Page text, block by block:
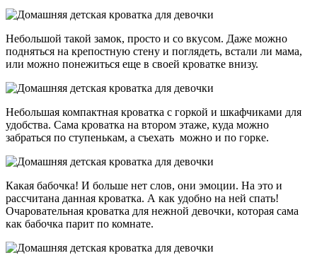
Небольшой такой замок, просто и со вкусом. Даже можно
подняться на крепостную стену и поглядеть, встали ли мама,
или можно понежиться еще в своей кроватке внизу.
Небольшая компактная кроватка с горкой и шкафчиками для
удобства. Сама кроватка на втором этаже, куда можно
забраться по ступенькам, а съехать можно и по горке.
Какая бабочка! И больше нет слов, они эмоции. На это и
рассчитана данная кроватка. А как удобно на ней спать!
Очаровательная кроватка для нежной девочки, которая сама
как бабочка парит по комнате.